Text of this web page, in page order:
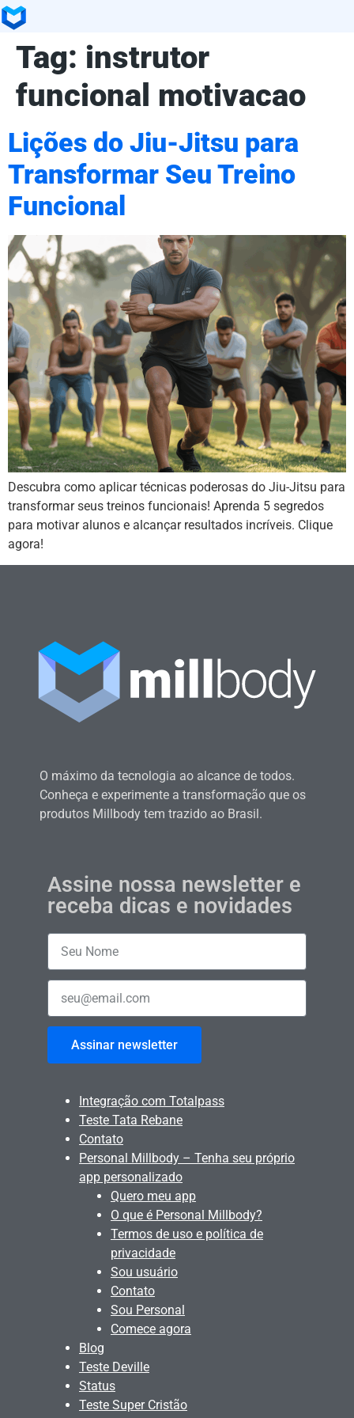
Tag: instrutor
funcional motivacao
Lições do Jiu-Jitsu para
Transformar Seu Treino
Funcional
Descubra como aplicar técnicas poderosas do Jiu-Jitsu para
transformar seus treinos funcionais! Aprenda 5 segredos
para motivar alunos e alcançar resultados incríveis. Clique
agora!
O máximo da tecnologia ao alcance de todos.
Conheça e experimente a transformação que os
produtos Millbody tem trazido ao Brasil.
Assine nossa newsletter e
receba dicas e novidades
Assinar newsletter
Integração com Totalpass
Teste Tata Rebane
Contato
Personal Millbody – Tenha seu próprio
app personalizado
Quero meu app
O que é Personal Millbody?
Termos de uso e política de
privacidade
Sou usuário
Contato
Sou Personal
Comece agora
Blog
Teste Deville
Status
Teste Super Cristão